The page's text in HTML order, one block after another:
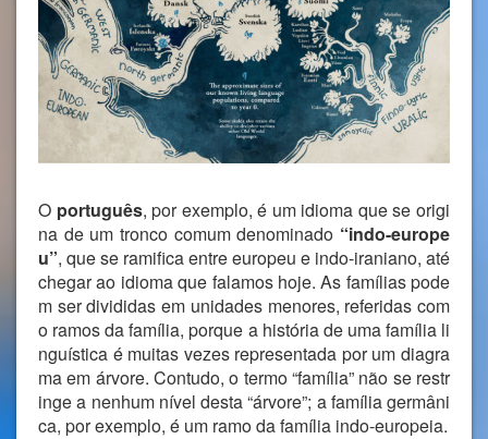
O português, por exemplo, é um idioma que se origi
na de um tronco comum denominado “indo-europe
u”, que se ramifica entre europeu e indo-iraniano, até
chegar ao idioma que falamos hoje. As famílias pode
m ser divididas em unidades menores, referidas com
o ramos da família, porque a história de uma família li
nguística é muitas vezes representada por um diagra
ma em árvore. Contudo, o termo “família” não se restr
inge a nenhum nível desta “árvore”; a família germâni
ca, por exemplo, é um ramo da família indo-europeia.